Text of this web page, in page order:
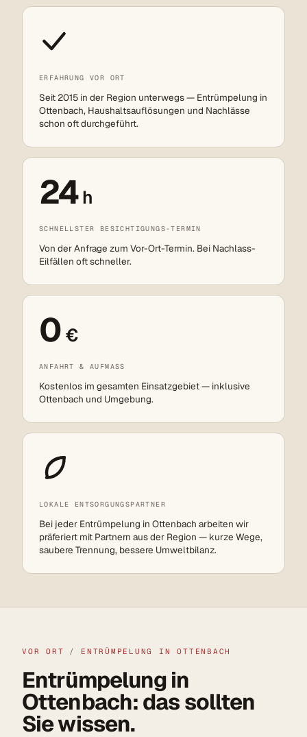
ERFAHRUNG VOR ORT
Seit 2015 in der Region unterwegs — Entrümpelung in
Ottenbach, Haushaltsauflösungen und Nachlässe
schon oft durchgeführt.
24h
SCHNELLSTER BESICHTIGUNGS-TERMIN
Von der Anfrage zum Vor-Ort-Termin. Bei Nachlass-
Eilfällen oft schneller.
0 €
ANFAHRT & AUFMASS
Kostenlos im gesamten Einsatzgebiet — inklusive
Ottenbach und Umgebung.
LOKALE ENTSORGUNGSPARTNER
Bei jeder Entrümpelung in Ottenbach arbeiten wir
präferiert mit Partnern aus der Region — kurze Wege,
saubere Trennung, bessere Umweltbilanz.
VOR ORT / ENTRÜMPELUNG IN OTTENBACH
Entrümpelung in
Ottenbach: das sollten
Sie wissen.